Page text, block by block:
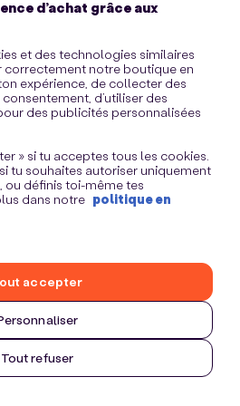
d’achat grâce aux
et des technologies similaires
correctement notre boutique en
expérience, de collecter des
d’utiliser des
des publicités personnalisées
» si tu acceptes tous les cookies.
tu souhaites autoriser uniquement
ou définis toi-même tes
dans notre politique en
Tout refuser
accepter